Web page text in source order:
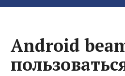
Android